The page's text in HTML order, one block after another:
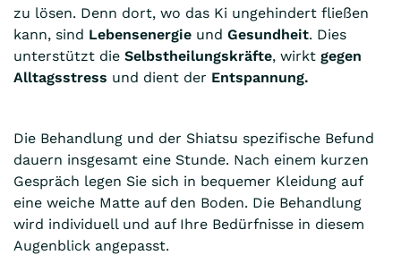
zu lösen. Denn dort, wo das Ki ungehindert fließen
kann, sind Lebensenergie und Gesundheit. Dies
unterstützt die Selbstheilungskräfte, wirkt gegen
Alltagsstress und dient der Entspannung.
Die Behandlung und der Shiatsu spezifische Befund
dauern insgesamt eine Stunde. Nach einem kurzen
Gespräch legen Sie sich in bequemer Kleidung auf
eine weiche Matte auf den Boden. Die Behandlung
wird individuell und auf Ihre Bedürfnisse in diesem
Augenblick angepasst.